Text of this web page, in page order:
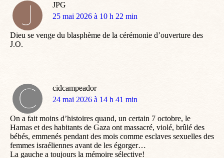
JPG
dit
25 mai 2026 à 10 h 22 min
Dieu se venge du blasphème de la cérémonie d’ouverture des
J.O.
cidcampeador
dit
24 mai 2026 à 14 h 41 min
On a fait moins d’histoires quand, un certain 7 octobre, le
Hamas et des habitants de Gaza ont massacré, violé, brûlé des
bébés, emmenés pendant des mois comme esclaves sexuelles des
femmes israéliennes avant de les égorger…
La gauche a toujours la mémoire sélective!